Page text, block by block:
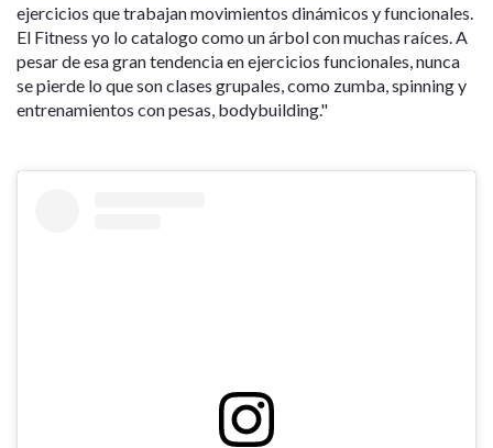
ejercicios que trabajan movimientos dinámicos y funcionales.
El Fitness yo lo catalogo como un árbol con muchas raíces. A
pesar de esa gran tendencia en ejercicios funcionales, nunca
se pierde lo que son clases grupales, como zumba, spinning y
entrenamientos con pesas, bodybuilding."